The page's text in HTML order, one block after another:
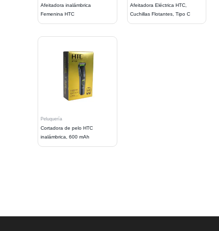
Afeitadora inalámbrica
Femenina HTC
Afeitadora Eléctrica HTC,
Cuchillas Flotantes, Tipo C
Peluquería
Cortadora de pelo HTC
inalámbrica, 600 mAh